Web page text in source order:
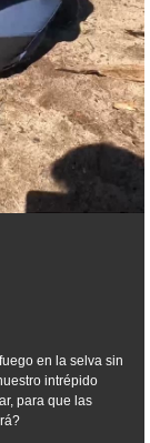
en la selva sin
intrépido
para que las